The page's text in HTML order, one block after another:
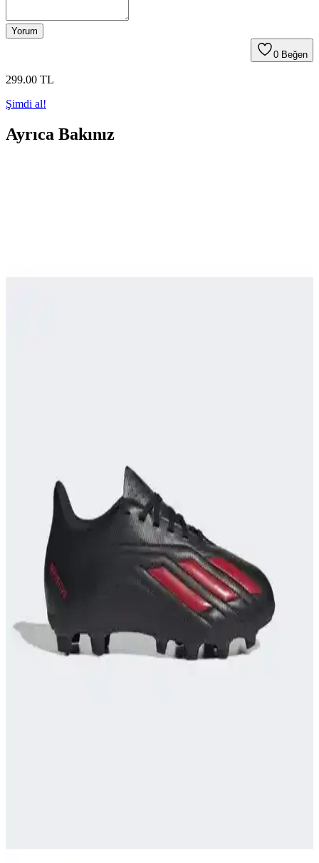
Yorum
0 Beğen
299.00 TL
Şimdi al!
Ayrıca Bakınız
Adidas 35 Numara Kramponlar: Performans ve
Şıklığı Bir Arada Sunan Spor Ayakkabıları
Adidas 35 numara kramponlar, üstün konfor, yüksek performans ve
şık tasarımıyla spor ve günlük kullanımda öne çıkıyor. Dayanıklı
yapılarıyla uzun ömür sağlar, çeşitli renk seçenekleriyle tarzınızı
Galatasaray'ın Üç Farklı Forma Tasarımı: Tarihçe
ve Moda Yansımaları
Galatasaray'ın üç farklı forma tasarımı, kulübün tarihini, modern
trendleri ve koleksiyonluk detaylarıyla anlatıyor. Kulüp ruhunu
yansıtan bu tasarımlar, taraftarlar ve moda tutkunları için önemli bir